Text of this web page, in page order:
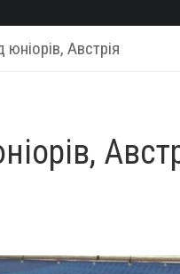
Австрія